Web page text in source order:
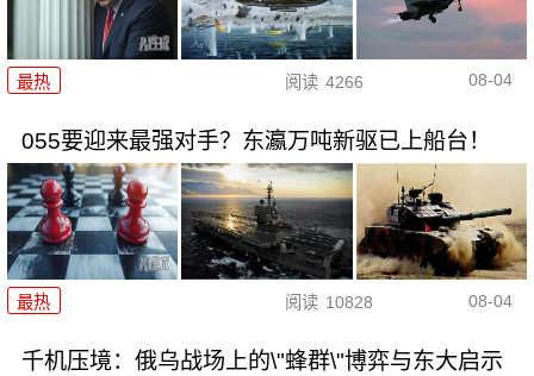
最热 阅读 4266 08-04
055要迎来最强对手？东瀛万吨新驱已上船台！
最热 阅读 10828 08-04
千机压境：俄乌战场上的\"蜂群\"博弈与东大启示